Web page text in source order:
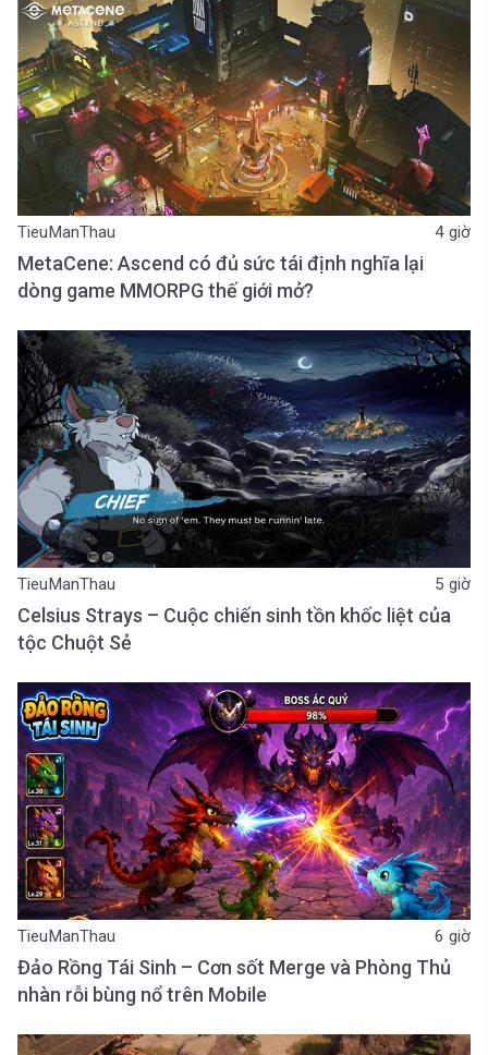
TieuManThau 4 giờ
MetaCene: Ascend có đủ sức tái định nghĩa lại
dòng game MMORPG thế giới mở?
TieuManThau 5 giờ
Celsius Strays – Cuộc chiến sinh tồn khốc liệt của
tộc Chuột Sẻ
TieuManThau 6 giờ
Đảo Rồng Tái Sinh – Cơn sốt Merge và Phòng Thủ
nhàn rỗi bùng nổ trên Mobile